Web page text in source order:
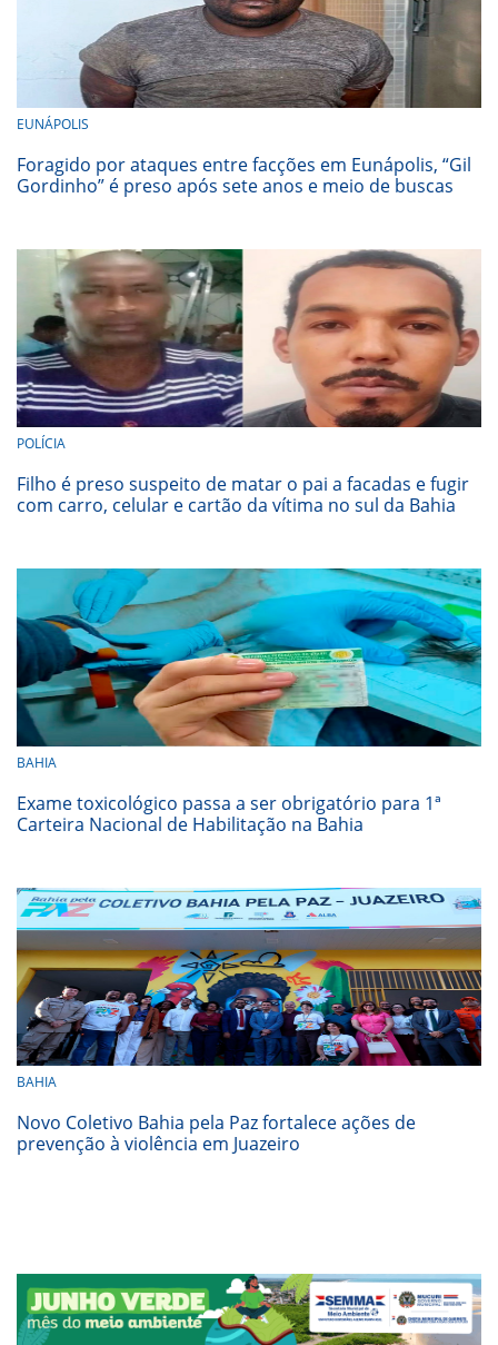
EUNÁPOLIS
Foragido por ataques entre facções em Eunápolis, “Gil
Gordinho” é preso após sete anos e meio de buscas
POLÍCIA
Filho é preso suspeito de matar o pai a facadas e fugir
com carro, celular e cartão da vítima no sul da Bahia
BAHIA
Exame toxicológico passa a ser obrigatório para 1ª
Carteira Nacional de Habilitação na Bahia
BAHIA
Novo Coletivo Bahia pela Paz fortalece ações de
prevenção à violência em Juazeiro